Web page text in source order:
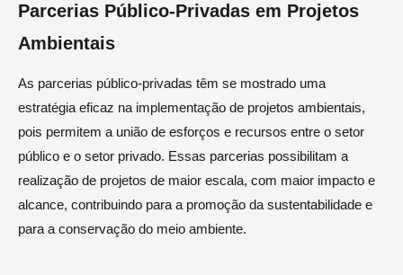
Parcerias Público-Privadas em Projetos
Ambientais
As parcerias público-privadas têm se mostrado uma
estratégia eficaz na implementação de projetos ambientais,
pois permitem a união de esforços e recursos entre o setor
público e o setor privado. Essas parcerias possibilitam a
realização de projetos de maior escala, com maior impacto e
alcance, contribuindo para a promoção da sustentabilidade e
para a conservação do meio ambiente.